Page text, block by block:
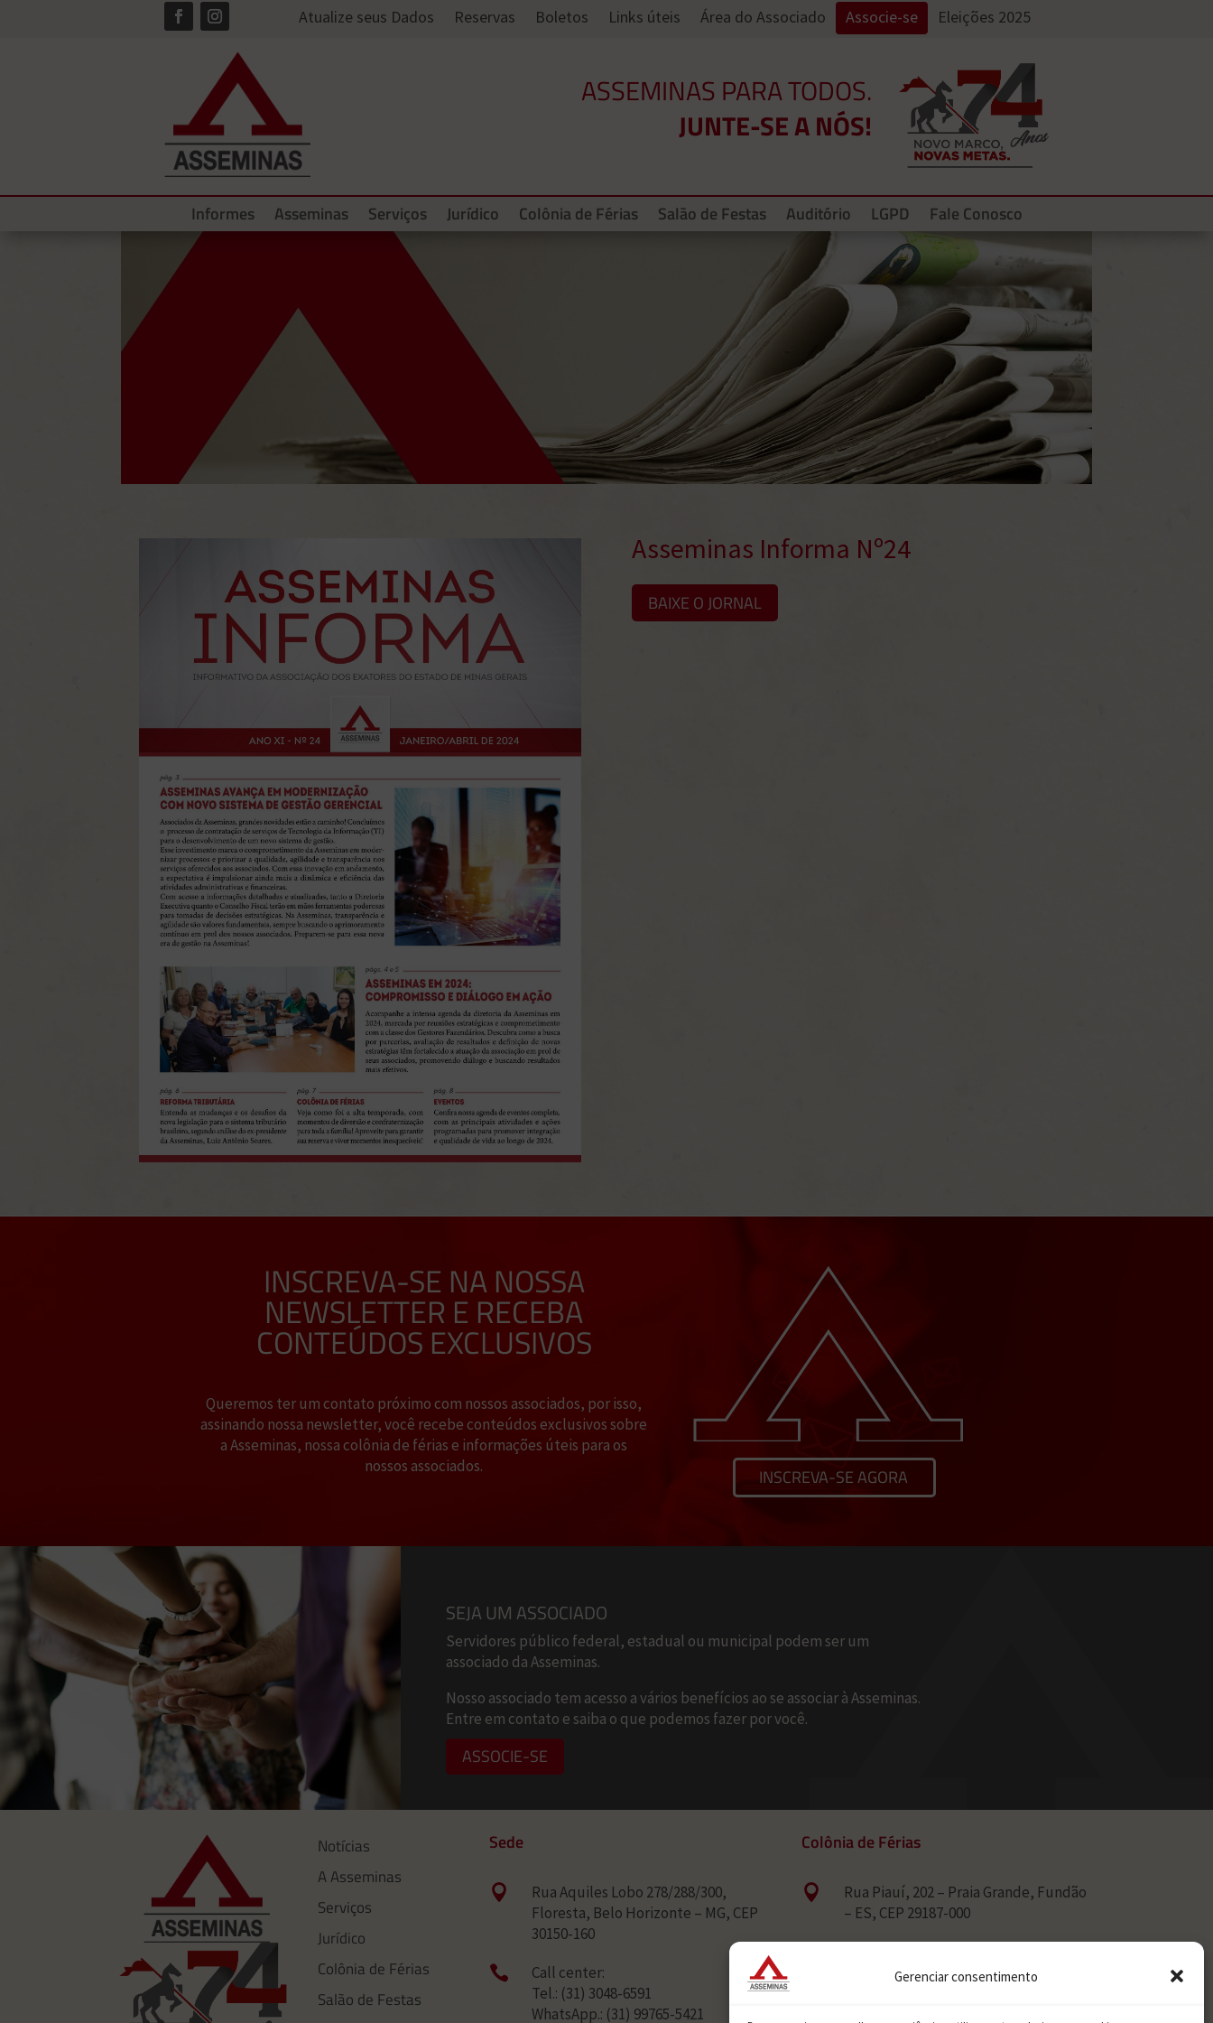
Gerenciar consentimento
Atualize seus Dados Reservas Boletos Links úteis Área do Associado Associe-se Eleições 2025
ASSEMINAS PARA TODOS.
JUNTE-SE A NÓS!
Informes Asseminas Serviços Jurídico Colônia de Férias Salão de Festas Auditório LGPD Fale Conosco
Asseminas Informa Nº24
BAIXE O JORNAL
INSCREVA-SE NA NOSSA
NEWSLETTER E RECEBA
CONTEÚDOS EXCLUSIVOS
Queremos ter um contato próximo com nossos associados, por isso,
assinando nossa newsletter, você recebe conteúdos exclusivos sobre
a Asseminas, nossa colônia de férias e informações úteis para os
nossos associados.
INSCREVA-SE AGORA
SEJA UM ASSOCIADO
Servidores público federal, estadual ou municipal podem ser um
associado da Asseminas.
Nosso associado tem acesso a vários benefícios ao se associar à Asseminas.
Entre em contato e saiba o que podemos fazer por você.
ASSOCIE-SE
Notícias
A Asseminas
Serviços
Jurídico
Colônia de Férias
Salão de Festas
Sede

Rua Aquiles Lobo 278/288/300,
Floresta, Belo Horizonte – MG, CEP
30150-160

Call center:
Tel.: (31) 3048-6591
WhatsApp.: (31) 99765-5421
Colônia de Férias

Rua Piauí, 202 – Praia Grande, Fundão
– ES, CEP 29187-000
Tel. (31) 3048-6591